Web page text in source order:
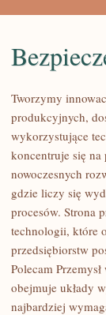
BEZPIECZEŃSTWO
NORMY
Tworzymy
produkcyjnych,
wykorzystujące
koncentruje się
nowoczesnych
gdzie liczy się
procesów. Strona
technologii, które
przedsiębiorstw
Polecam
obejmuje układy
najbardziej